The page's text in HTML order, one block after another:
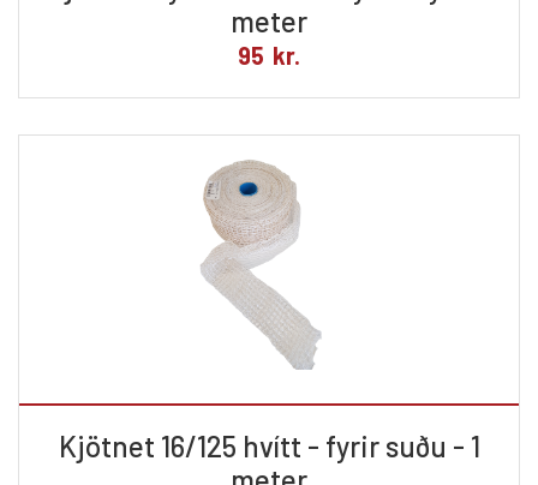
meter
95 kr.
Kjötnet 16/125 hvítt - fyrir suðu - 1